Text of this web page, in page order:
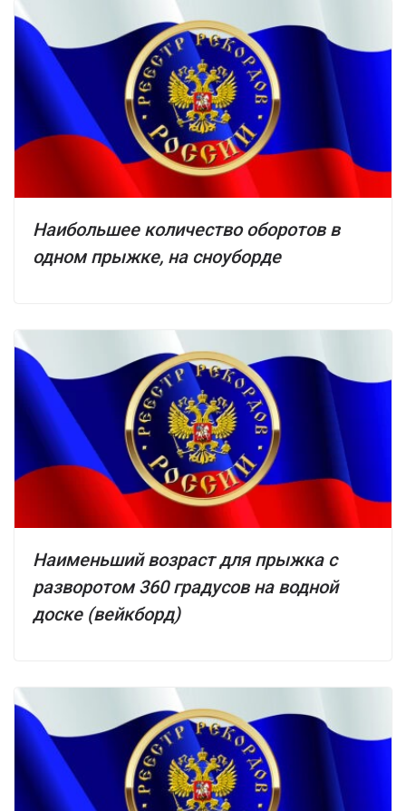
Наибольшее количество оборотов в
одном прыжке, на сноуборде
Наименьший возраст для прыжка с
разворотом 360 градусов на водной
доске (вейкборд)